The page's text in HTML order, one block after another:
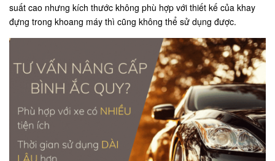
suất cao nhưng kích thước không phù hợp với thiết kế của khay
đựng trong khoang máy thì cũng không thể sử dụng được.